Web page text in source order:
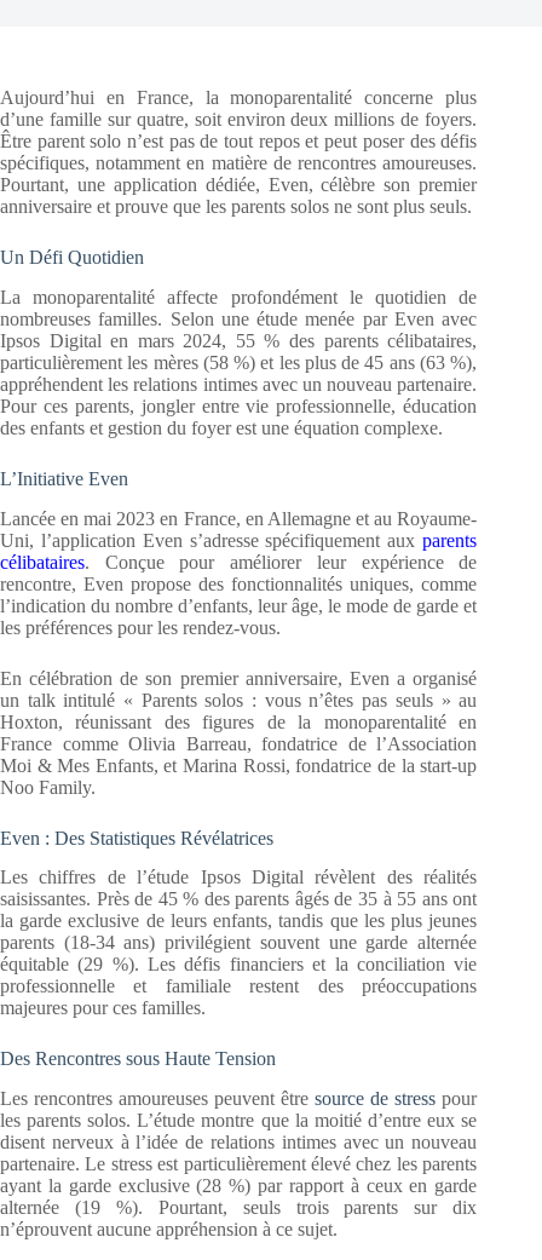
Aujourd’hui en France, la monoparentalité concerne plus
d’une famille sur quatre, soit environ deux millions de foyers.
Être parent solo n’est pas de tout repos et peut poser des défis
spécifiques, notamment en matière de rencontres amoureuses.
Pourtant, une application dédiée, Even, célèbre son premier
anniversaire et prouve que les parents solos ne sont plus seuls.
Un Défi Quotidien
La monoparentalité affecte profondément le quotidien de
nombreuses familles. Selon une étude menée par Even avec
Ipsos Digital en mars 2024, 55 % des parents célibataires,
particulièrement les mères (58 %) et les plus de 45 ans (63 %),
appréhendent les relations intimes avec un nouveau partenaire.
Pour ces parents, jongler entre vie professionnelle, éducation
des enfants et gestion du foyer est une équation complexe.
L’Initiative Even
Lancée en mai 2023 en France, en Allemagne et au Royaume-
Uni, l’application Even s’adresse spécifiquement auxparents
célibataires. Conçue pour améliorer leur expérience de
rencontre, Even propose des fonctionnalités uniques, comme
l’indication du nombre d’enfants, leur âge, le mode de garde et
les préférences pour les rendez-vous.
En célébration de son premier anniversaire, Even a organisé
un talk intitulé « Parents solos : vous n’êtes pas seuls » au
Hoxton, réunissant des figures de la monoparentalité en
France comme Olivia Barreau, fondatrice de l’Association
Moi & Mes Enfants, et Marina Rossi, fondatrice de la start-up
Noo Family.
Even : Des Statistiques Révélatrices
Les chiffres de l’étude Ipsos Digital révèlent des réalités
saisissantes. Près de 45 % des parents âgés de 35 à 55 ans ont
la garde exclusive de leurs enfants, tandis que les plus jeunes
parents (18-34 ans) privilégient souvent une garde alternée
équitable (29 %). Les défis financiers et la conciliation vie
professionnelle et familiale restent des préoccupations
majeures pour ces familles.
Des Rencontres sous Haute Tension
Les rencontres amoureuses peuvent êtresource de stress pour
les parents solos. L’étude montre que la moitié d’entre eux se
disent nerveux à l’idée de relations intimes avec un nouveau
partenaire. Le stress est particulièrement élevé chez les parents
ayant la garde exclusive (28 %) par rapport à ceux en garde
alternée (19 %). Pourtant, seuls trois parents sur dix
n’éprouvent aucune appréhension à ce sujet.